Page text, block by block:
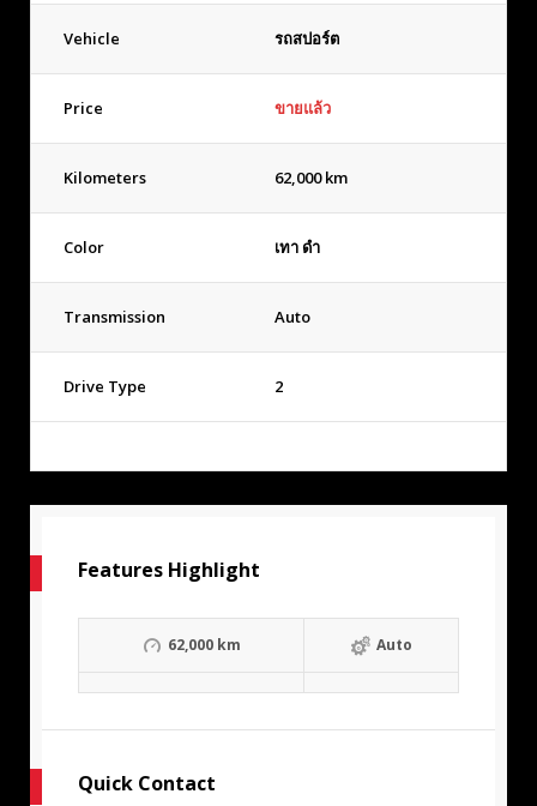
Vehicle รถสปอร์ต
Price ขายแล้ว
Kilometers 62,000 km
Color เทา ดำ
Transmission Auto
Drive Type 2
Features Highlight
62,000 km Auto
Quick Contact